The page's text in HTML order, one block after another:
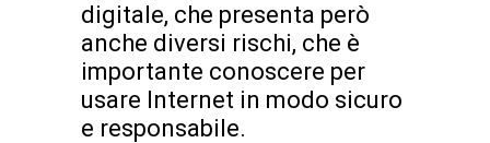
digitale, che presenta però
anche diversi rischi, che è
importante conoscere per
usare Internet in modo sicuro
e responsabile.